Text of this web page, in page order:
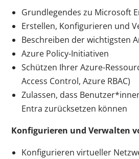
Grundlegendes zu Microsoft
Erstellen, Konfigurieren und
Beschreiben der wichtigsten
Azure Policy-Initiativen
Schützen Ihrer Azure-
Access Control, Azure RBAC)
Zulassen, dass
Entra zurücksetzen können
Konfigurieren und Verwalten
Konfigurieren virtueller